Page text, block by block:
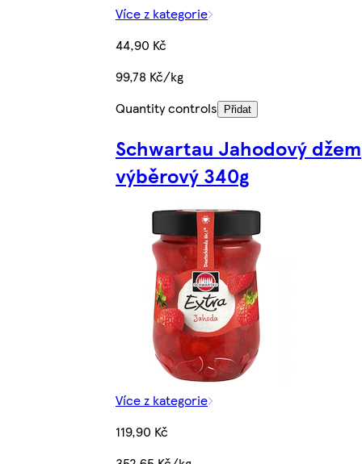
Více z kategorie
44,90 Kč
99,78 Kč/kg
Quantity controls
Přidat
Schwartau Jahodový džem
výběrový 340g
Více z kategorie
119,90 Kč